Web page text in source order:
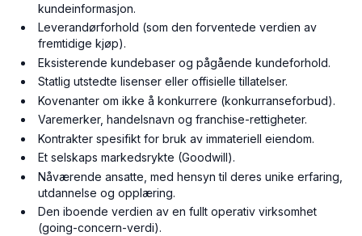
kundeinformasjon.
Leverandørforhold (som den forventede verdien av
fremtidige kjøp).
Eksisterende kundebaser og pågående kundeforhold.
Statlig utstedte lisenser eller offisielle tillatelser.
Kovenanter om ikke å konkurrere (konkurranseforbud).
Varemerker, handelsnavn og franchise-rettigheter.
Kontrakter spesifikt for bruk av immateriell eiendom.
Et selskaps markedsrykte (Goodwill).
Nåværende ansatte, med hensyn til deres unike erfaring,
utdannelse og opplæring.
Den iboende verdien av en fullt operativ virksomhet
(going-concern-verdi).